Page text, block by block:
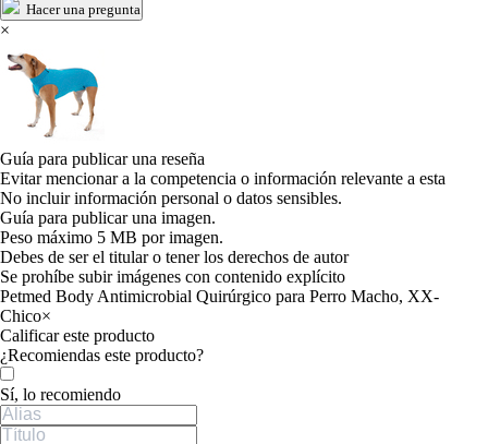
Hacer una pregunta
×
Guía para publicar una reseña
Evitar mencionar a la competencia o información relevante a esta
No incluir información personal o datos sensibles.
Guía para publicar una imagen.
Peso máximo 5 MB por imagen.
Debes de ser el titular o tener los derechos de autor
Se prohíbe subir imágenes con contenido explícito
Petmed Body Antimicrobial Quirúrgico para Perro Macho, XX-
Chico×
Calificar este producto
Tu valoración
¿Recomiendas este producto?
Sí, lo recomiendo